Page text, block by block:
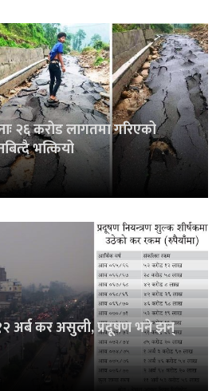
२६ करोड लागतमा गरिएको
भत्कियो
१२ अर्ब कर असुली, प्रदूषण भने झन्